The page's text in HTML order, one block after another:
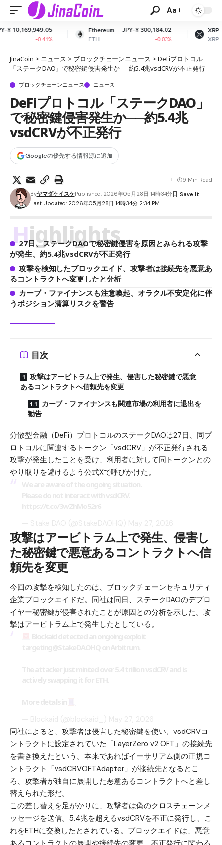
Aa
Ethereum
ETH
JPY-¥ 300,184.02
XRP
XRP
JPY-¥ 161.45
-2.2%
JinaCoin > ニュース > ブロックチェーンニュース > DeFiプロトコル
「ステークDAO」で秘密鍵侵害発生か──約5.4兆vsdCRVが不正発行
ブロックチェーンニュース ニュース
DeFiプロトコル「ステークDAO」
で秘密鍵侵害発生か──約5.4兆
vsdCRVが不正発行
Googleの優先する情報源に追加
Last Updated: 2026年05月28日 14時34分 2:34 PM
ByヤマダケイスケPublished: 2026年05月28日 14時34分
9 Min Read
Highlights
27日、ステークDAOで秘密鍵侵害を原因とみられる攻撃
が発生、約5.4兆vsdCRVが不正発行
攻撃を検知したブロックエイド、攻撃者は接続先を悪意あ
るコントラクトへ変更したと分析
カーブ・ファイナンスも注意喚起、オラクル不安定化に伴
うポジション清算リスクを警告
目次
攻撃はアービトラム上で発生、侵害した秘密鍵で悪意
あるコントラクトへ信頼先を変更
カーブ・ファイナンスも関連市場の利用者に退出を
勧告
分散型金融（DeFi）プロトコルのステークDAOは27日、同プ
ロトコルに関連するトークン「vsdCRV」が不正発行される
攻撃が発生したことを受け、利用者に対して同トークンとの
やり取りを避けるよう公式Xで呼びかけた。
攻撃はアービトラム上で発生、侵害し
た秘密鍵で悪意あるコントラクトへ信
頼先を変更
今回の攻撃を検知したのは、ブロックチェーンセキュリティ
企業ブロックエイドだ。同社は同日、ステークDAOのデプロ
イヤー秘密鍵が侵害されたことが原因との分析を示した。攻
撃はアービトラム上で発生したとしている。
同社によると、攻撃者は侵害した秘密鍵を使い、vsdCRVコ
ントラクトに設定されていた「LayerZero v2 OFT」の接続先
を書き換えたという。本来であればイーサリアム側の正規コ
ントラクト「vsdCRVOFTAdapter」が接続先となるとこ
ろ、攻撃者が独自に展開した悪意あるコントラクトへと差し
替えられた形だ。
この差し替えを足がかりに、攻撃者は偽のクロスチェーンメ
ッセージを送信。5.4兆を超えるvsdCRVを不正に発行し、こ
れをETHに交換したとされている。ブロックエイドは、悪意